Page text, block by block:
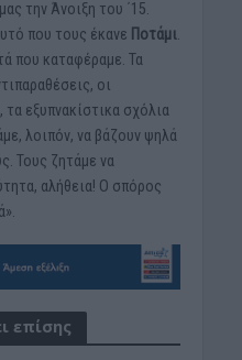
την Άνοιξη του ΄15.
που τους έκανε Ποτάμι
που καταφέραμε. Τα
οι
εξυπνακίστικα σχόλια
λοιπόν, να βάζουν ψηλά
Τους ζητάμε να
αλήθεια! Ο σπόρος
επίσης